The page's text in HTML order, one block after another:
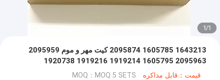
1
/
1
1643213 1605785 2095874 کیت مهر و موم 2095959
2095963 1605795 1919214 1919216 1920738
1605796 1656035 1657746
قیمت：قابل مذاکره MOQ：MOQ 5 SETS